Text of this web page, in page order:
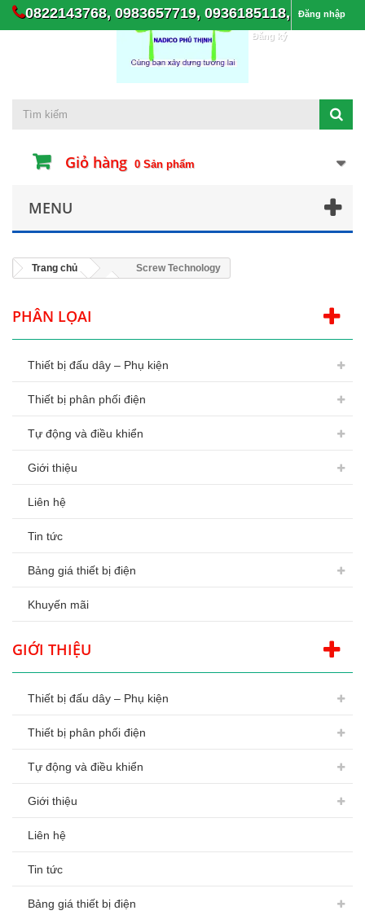
0822143768, 0983657719, 0936185118, Đăng nhập
Đăng ký
Giỏ hàng 0 Sản phẩm
MENU
Trang chủ Screw Technology
PHÂN LỌAI
Thiết bị đấu dây – Phụ kiện
Thiết bị phân phối điện
Tự động và điều khiển
Giới thiệu
Liên hệ
Tin tức
Bảng giá thiết bị điện
Khuyến mãi
GIỚI THIỆU
Thiết bị đấu dây – Phụ kiện
Thiết bị phân phối điện
Tự động và điều khiển
Giới thiệu
Liên hệ
Tin tức
Bảng giá thiết bị điện